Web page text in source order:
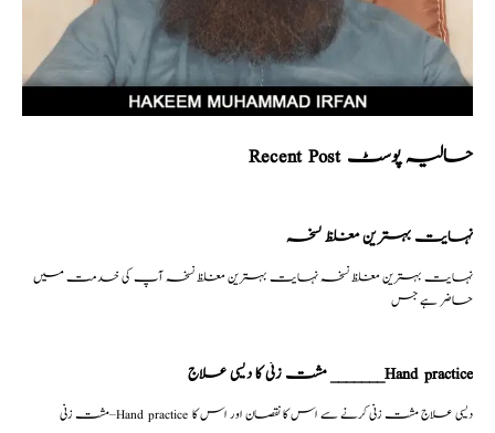
Recent Post حالیہ پوسٹ
نہایت بہترین مغلظ نسخہ
نہایت بہترین مغلظ نسخہ نہایت بہترین مغلظ نسخہ آپ کی خدمت میں
حاضر ہے جس
مشت زنی کا دیسی علاج _______Hand practice
مشت زنی–Hand practice دیسی علاج مشت زنی کرنے سے اس کا نقصان اور اس کا